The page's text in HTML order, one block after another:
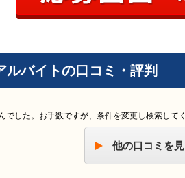
バイトの口コミ・評判
した。お手数ですが、条件を変更し検索してく
他の口コミを